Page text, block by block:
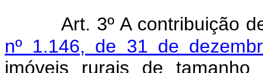
Art. 3º A contribuição
nº 1.146, de 31 de
imóveis rurais de